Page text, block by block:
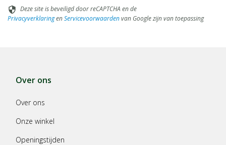
security Deze site is beveiligd door reCAPTCHA en de
PrivacyverklaringenServicevoorwaardenvan Google zijn van toepassing
Over ons
Over ons
Onze winkel
Openingstijden